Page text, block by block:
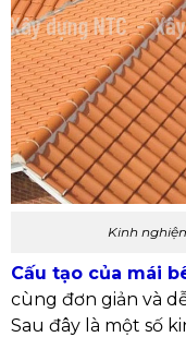
Kinh
Cấu tạo của mái
cùng đơn giản và
Sau đây là một số